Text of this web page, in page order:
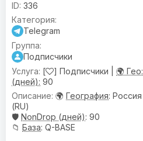
336
Telegram
Подписчики
[
] Подписчики | 🌍 Гео:
(дней): 90
🌍 География: Россия
(RU)
🛡️ NonDrop (дней): 90
📁 База: Q-BASE